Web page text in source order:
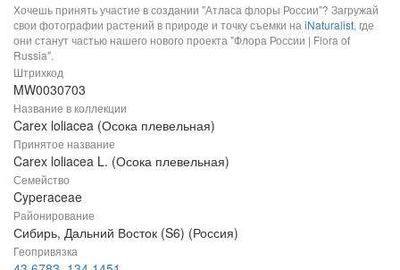
Хочешь принять участие в создании "Атласа флоры России"? Загружай
свои фотографии растений в природе и точку съемки на iNaturalist, где
они станут частью нашего нового проекта "Флора России | Flora of
Russia".
Штрихкод
MW0030703
Название в коллекции
Carex loliacea (Осока плевельная)
Принятое название
Carex loliacea L. (Осока плевельная)
Семейство
Cyperaceae
Районирование
Сибирь, Дальний Восток (S6) (Россия)
Геопривязка